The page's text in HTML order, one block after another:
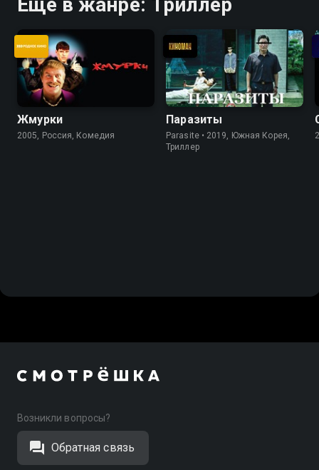
Ещё в жанре: Триллер
Жмурки
2005, Россия, Комедия
Паразиты
Parasite • 2019, Южная Корея,
Триллер
Возникли вопросы?
Обратная связь